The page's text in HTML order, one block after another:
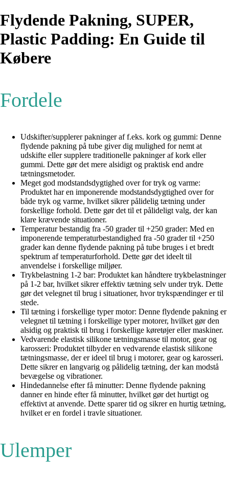
Flydende Pakning, SUPER,
Plastic Padding: En Guide til
Købere
Fordele
Udskifter/supplerer pakninger af f.eks. kork og gummi: Denne
flydende pakning på tube giver dig mulighed for nemt at
udskifte eller supplere traditionelle pakninger af kork eller
gummi. Dette gør det mere alsidigt og praktisk end andre
tætningsmetoder.
Meget god modstandsdygtighed over for tryk og varme:
Produktet har en imponerende modstandsdygtighed over for
både tryk og varme, hvilket sikrer pålidelig tætning under
forskellige forhold. Dette gør det til et pålideligt valg, der kan
klare krævende situationer.
Temperatur bestandig fra -50 grader til +250 grader: Med en
imponerende temperaturbestandighed fra -50 grader til +250
grader kan denne flydende pakning på tube bruges i et bredt
spektrum af temperaturforhold. Dette gør det ideelt til
anvendelse i forskellige miljøer.
Trykbelastning 1-2 bar: Produktet kan håndtere trykbelastninger
på 1-2 bar, hvilket sikrer effektiv tætning selv under tryk. Dette
gør det velegnet til brug i situationer, hvor trykspændinger er til
stede.
Til tætning i forskellige typer motor: Denne flydende pakning er
velegnet til tætning i forskellige typer motorer, hvilket gør den
alsidig og praktisk til brug i forskellige køretøjer eller maskiner.
Vedvarende elastisk silikone tætningsmasse til motor, gear og
karosseri: Produktet tilbyder en vedvarende elastisk silikone
tætningsmasse, der er ideel til brug i motorer, gear og karosseri.
Dette sikrer en langvarig og pålidelig tætning, der kan modstå
bevægelse og vibrationer.
Hindedannelse efter få minutter: Denne flydende pakning
danner en hinde efter få minutter, hvilket gør det hurtigt og
effektivt at anvende. Dette sparer tid og sikrer en hurtig tætning,
hvilket er en fordel i travle situationer.
Ulemper